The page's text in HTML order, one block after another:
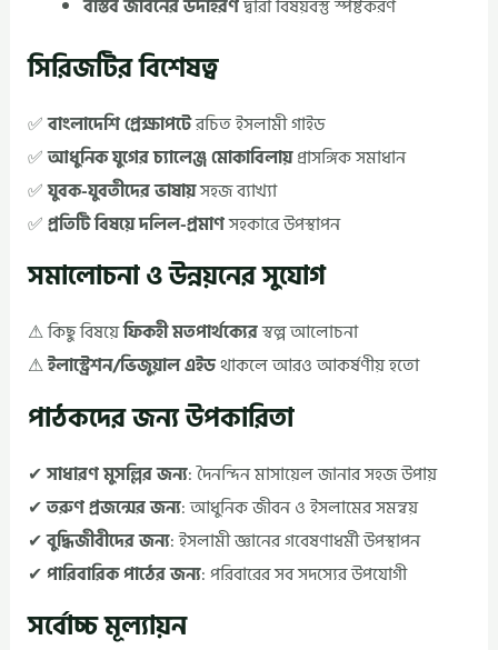
বাস্তব জীবনের উদাহরণদ্বারা বিষয়বস্তু স্পষ্টকরণ
সিরিজটির বিশেষত্ব
✅বাংলাদেশি প্রেক্ষাপটেরচিত ইসলামী গাইড
✅আধুনিক যুগের চ্যালেঞ্জ মোকাবিলায়প্রাসঙ্গিক সমাধান
✅যুবক-যুবতীদের ভাষায়সহজ ব্যাখ্যা
✅প্রতিটি বিষয়ে দলিল-প্রমাণসহকারে উপস্থাপন
সমালোচনা ও উন্নয়নের সুযোগ
⚠ কিছু বিষয়েফিকহী মতপার্থক্যেরস্বল্প আলোচনা
⚠ইলাস্ট্রেশন/ভিজুয়াল এইডথাকলে আরও আকর্ষণীয় হতো
পাঠকদের জন্য উপকারিতা
✔সাধারণ মুসল্লির জন্য: দৈনন্দিন মাসায়েল জানার সহজ উপায়
✔তরুণ প্রজন্মের জন্য: আধুনিক জীবন ও ইসলামের সমন্বয়
✔বুদ্ধিজীবীদের জন্য: ইসলামী জ্ঞানের গবেষণাধর্মী উপস্থাপন
✔পারিবারিক পাঠের জন্য: পরিবারের সব সদস্যের উপযোগী
সর্বোচ্চ মূল্যায়ন